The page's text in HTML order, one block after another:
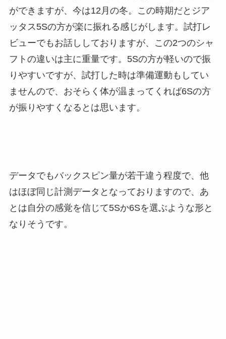
ができますが、今は12月の冬。この時期だとジア
ッタス5Sの方が楽に振れる感じがします。試打レ
ビューでもお話ししておりますが、この2つのシャ
フトの違いは主に重量です。5Sの方が軽いので振
りやすいですが、試打した時は準備運動もしてい
ませんので、おそらく体が温まってくれば6Sの方
が振りやすくなるとは思います。
データでもバックスピン量が若干違う程度で、他
はほぼ同じ計測データとなっておりますので、あ
とは自分の感覚を信じて5Sか6Sを選ぶような形と
なりそうです。